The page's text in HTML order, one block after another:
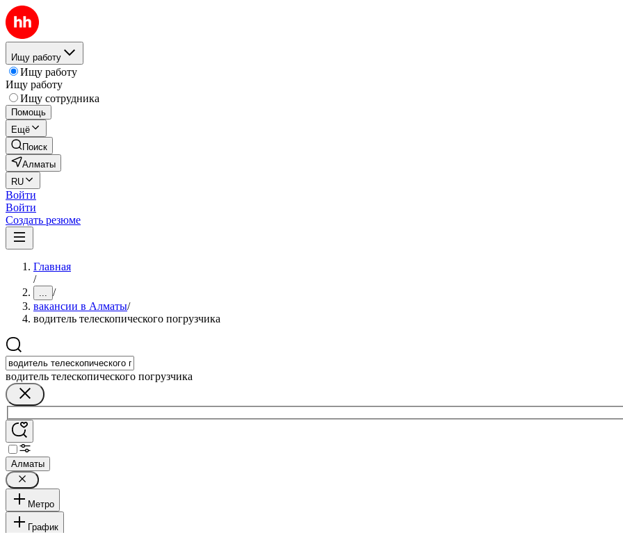
Ищу работу
Ищу работу
Ищу работу
Ищу сотрудника
Помощь
Ещё
Поиск
Алматы
RU
Войти
Войти
Создать резюме
Главная
/
... /
вакансии в Алматы/
водитель телескопического погрузчика
водитель телескопического погрузчика
Алматы
Метро
График